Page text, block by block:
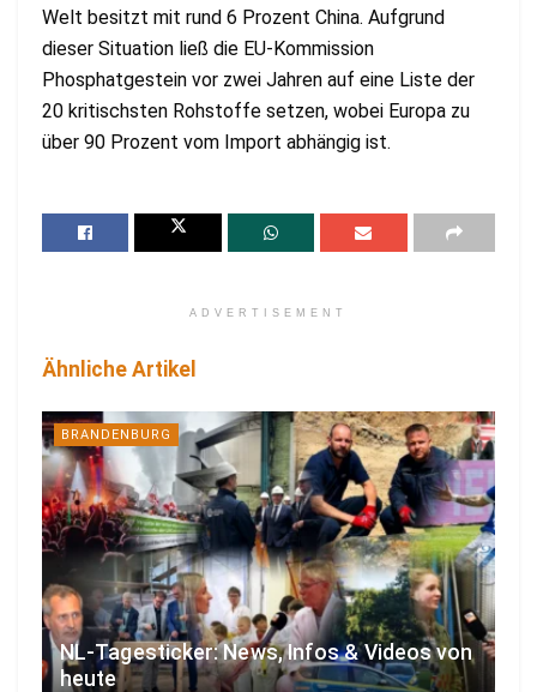
Welt besitzt mit rund 6 Prozent China. Aufgrund
dieser Situation ließ die EU-Kommission
Phosphatgestein vor zwei Jahren auf eine Liste der
20 kritischsten Rohstoffe setzen, wobei Europa zu
über 90 Prozent vom Import abhängig ist.
ADVERTISEMENT
Ähnliche Artikel
BRANDENBURG
NL-Tagesticker: News, Infos & Videos von
heute